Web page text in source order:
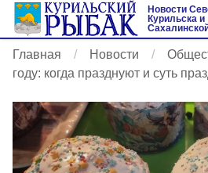
Новости
Курильска и
Главная Новости
году: когда празднуют и суть